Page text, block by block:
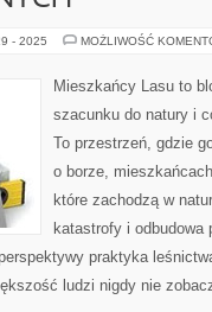
- 2025 MOŻLIWOŚĆ
Mieszkańcy Lasu to
szacunku do natury i
To przestrzeń, gdzie
o borze,
które zachodzą w
katastrofy i odbudowa
praktyka
ludzi nigdy nie